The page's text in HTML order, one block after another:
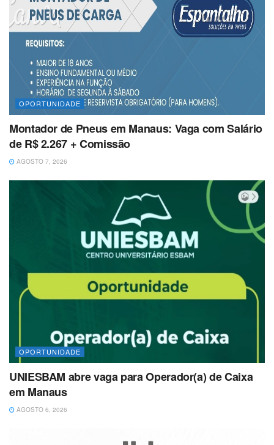
OPORTUNIDADE
Montador de Pneus em Manaus: Vaga com Salário
de R$ 2.267 + Comissão
AGOSTO 7, 2026
OPORTUNIDADE
UNIESBAM abre vaga para Operador(a) de Caixa
em Manaus
AGOSTO 6, 2026